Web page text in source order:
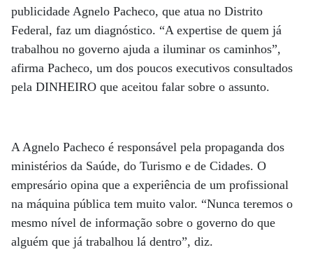
publicidade Agnelo Pacheco, que atua no Distrito
Federal, faz um diagnóstico. “A expertise de quem já
trabalhou no governo ajuda a iluminar os caminhos”,
afirma Pacheco, um dos poucos executivos consultados
pela DINHEIRO que aceitou falar sobre o assunto.
A Agnelo Pacheco é responsável pela propaganda dos
ministérios da Saúde, do Turismo e de Cidades. O
empresário opina que a experiência de um profissional
na máquina pública tem muito valor. “Nunca teremos o
mesmo nível de informação sobre o governo do que
alguém que já trabalhou lá dentro”, diz.